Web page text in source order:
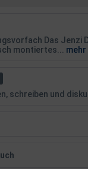
Das Jenzi
montiertes...
mehr
schreiben und